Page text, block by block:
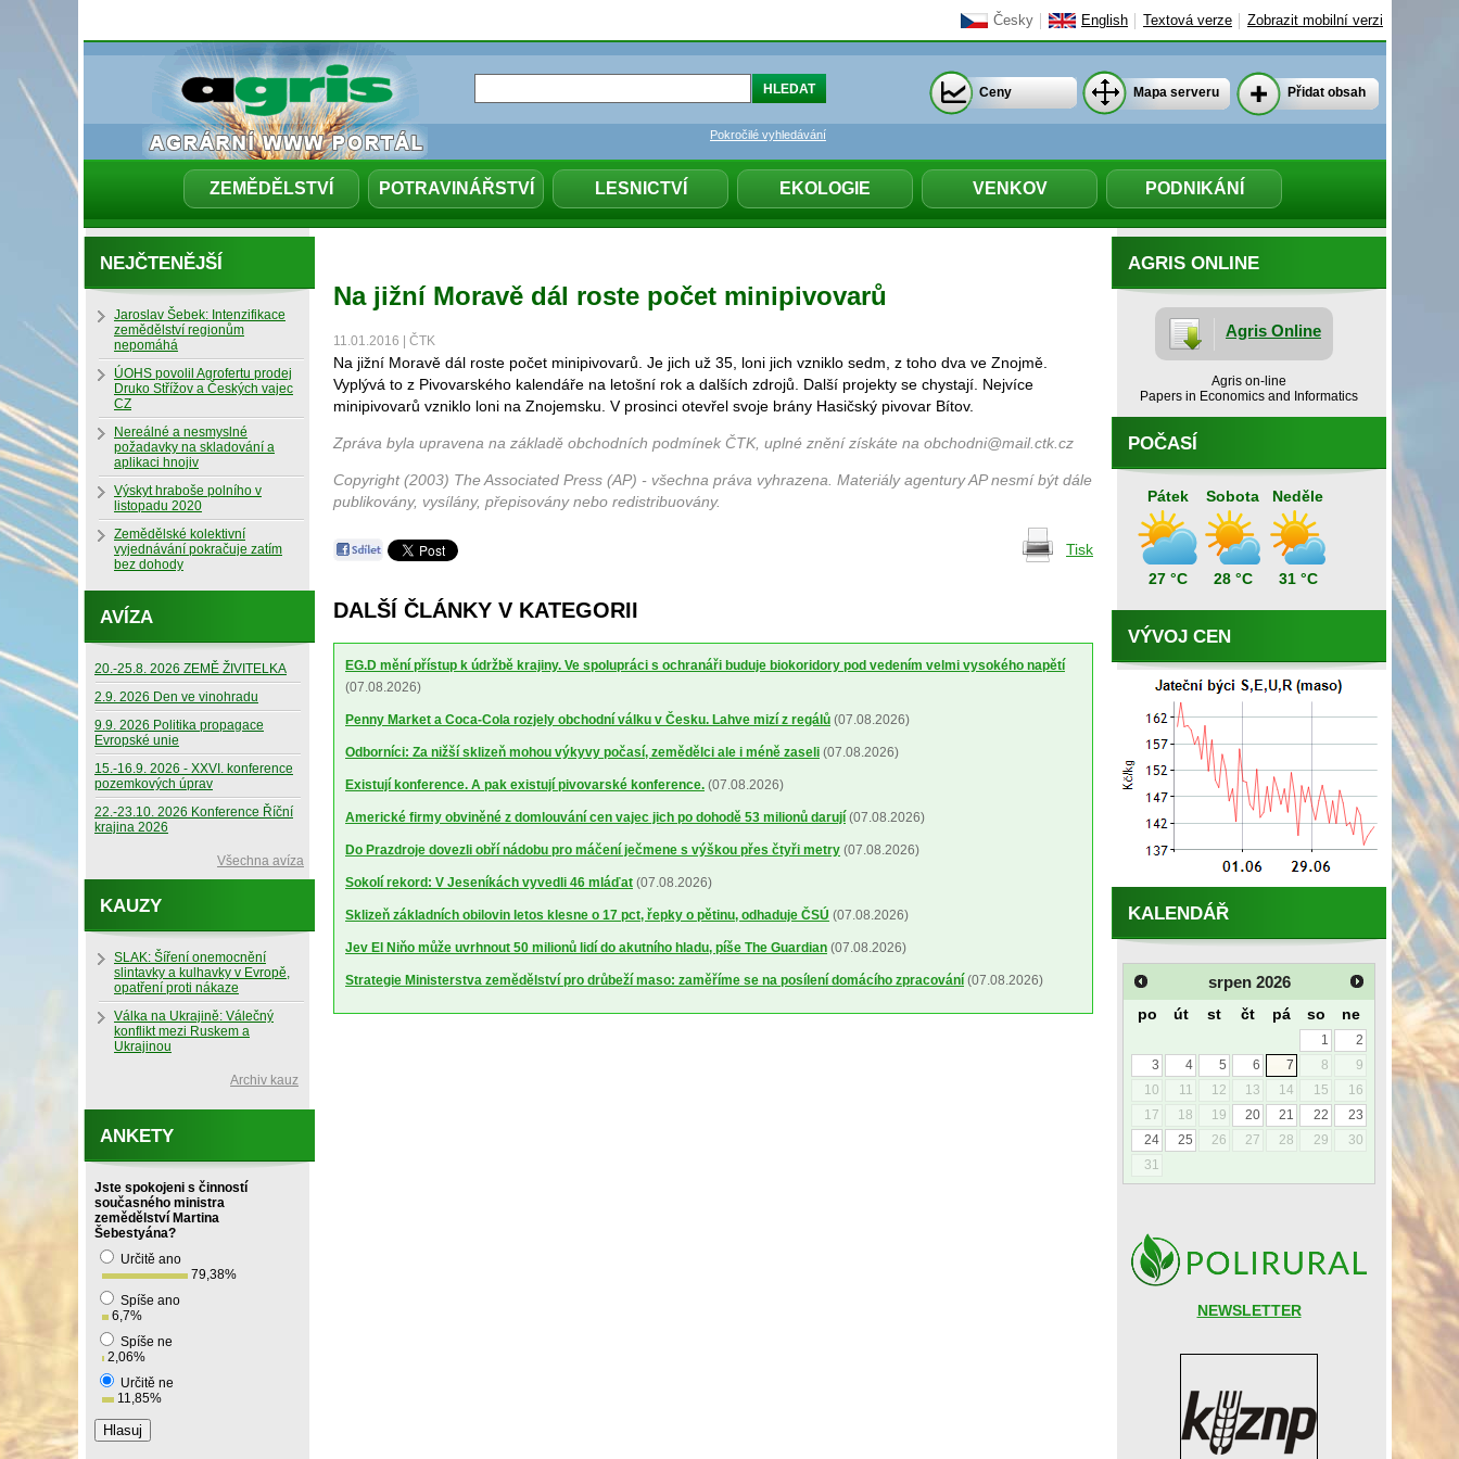
Česky English Textová verze Zobrazit mobilní verzi
ZEMĚDĚLSTVÍ POTRAVINÁŘSTVÍ LESNICTVÍ EKOLOGIE VENKOV PODNIKÁNÍ
Pokročilé vyhledávání
Ceny Mapa serveru Přidat obsah
Na jižní Moravě dál roste počet minipivovarů
11.01.2016 | ČTK
Na jižní Moravě dál roste počet minipivovarů. Je jich už 35, loni jich vzniklo sedm, z toho dva ve Znojmě.
Vyplývá to z Pivovarského kalendáře na letošní rok a dalších zdrojů. Další projekty se chystají. Nejvíce
minipivovarů vzniklo loni na Znojemsku. V prosinci otevřel svoje brány Hasičský pivovar Bítov.
Zpráva byla upravena na základě obchodních podmínek ČTK, uplné znění získáte na obchodni@mail.ctk.cz
Copyright (2003) The Associated Press (AP) - všechna práva vyhrazena. Materiály agentury AP nesmí být dále
publikovány, vysílány, přepisovány nebo redistribuovány.
Tisk
DALŠÍ ČLÁNKY V KATEGORII
EG.D mění přístup k údržbě krajiny. Ve spolupráci s ochranáři buduje biokoridory pod vedením velmi vysokého napětí
(07.08.2026)
Penny Market a Coca-Cola rozjely obchodní válku v Česku. Lahve mizí z regálů (07.08.2026)
Odborníci: Za nižší sklizeň mohou výkyvy počasí, zemědělci ale i méně zaseli (07.08.2026)
Existují konference. A pak existují pivovarské konference. (07.08.2026)
Americké firmy obviněné z domlouvání cen vajec jich po dohodě 53 milionů darují (07.08.2026)
Do Prazdroje dovezli obří nádobu pro máčení ječmene s výškou přes čtyři metry (07.08.2026)
Sokolí rekord: V Jeseníkách vyvedli 46 mláďat (07.08.2026)
Sklizeň základních obilovin letos klesne o 17 pct, řepky o pětinu, odhaduje ČSÚ (07.08.2026)
Jev El Niňo může uvrhnout 50 milionů lidí do akutního hladu, píše The Guardian (07.08.2026)
Strategie Ministerstva zemědělství pro drůbeží maso: zaměříme se na posílení domácího zpracování (07.08.2026)
AGRIS ONLINE
Agris Online
Agris on-line
Papers in Economics and Informatics
POČASÍ
Pátek
27 °C
Sobota
28 °C
Neděle
31 °C
VÝVOJ CEN
KALENDÁŘ
srpen 2026
po út st čt pá so ne
1
2
3
4 5 6 7 8
9
10
11 12 13 14 15
16
17
18 19 20 21 22
23
24
25 26 27 28 29
30
31
NEWSLETTER
NEJČTENĚJŠÍ
Jaroslav Šebek: Intenzifikace
zemědělství regionům
nepomáhá
ÚOHS povolil Agrofertu prodej
Druko Střížov a Českých vajec
CZ
Nereálné a nesmyslné
požadavky na skladování a
aplikaci hnojiv
Výskyt hraboše polního v
listopadu 2020
Zemědělské kolektivní
vyjednávání pokračuje zatím
bez dohody
AVÍZA
20.-25.8. 2026 ZEMĚ ŽIVITELKA
2.9. 2026 Den ve vinohradu
9.9. 2026 Politika propagace
Evropské unie
15.-16.9. 2026 - XXVI. konference
pozemkových úprav
22.-23.10. 2026 Konference Říční
krajina 2026
Všechna avíza
KAUZY
SLAK: Šíření onemocnění
slintavky a kulhavky v Evropě,
opatření proti nákaze
Válka na Ukrajině: Válečný
konflikt mezi Ruskem a
Ukrajinou
Archiv kauz
ANKETY
Jste spokojeni s činností
současného ministra
zemědělství Martina
Šebestyána?
Určitě ano
79,38%
Spíše ano
6,7%
Spíše ne
2,06%
Určitě ne
11,85%